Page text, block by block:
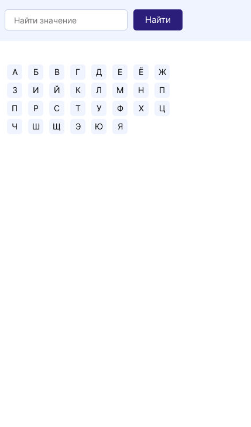
Найти
А Б В Г Д Е Ё
Ж
З
И Й К Л М Н
П
П
Р С Т У Ф Х
Ц
Ч
Ш Щ Э Ю Я